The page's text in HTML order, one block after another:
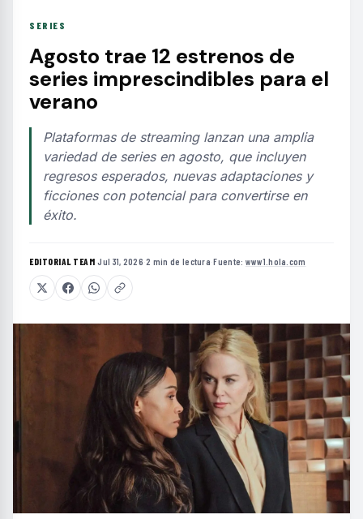
SERIES
Agosto trae 12 estrenos de
series imprescindibles para el
verano
Plataformas de streaming lanzan una amplia
variedad de series en agosto, que incluyen
regresos esperados, nuevas adaptaciones y
ficciones con potencial para convertirse en
éxito.
EDITORIAL TEAM·Jul 31, 2026·2 min de lectura·Fuente: www1.hola.com